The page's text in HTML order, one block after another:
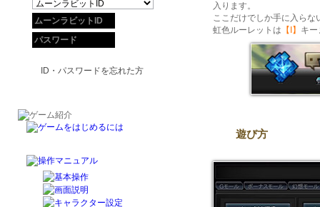
入ります。
ここだけでしか手に入ら
虹色ルーレットは 【I】 キ
遊び方
ID・パスワードを忘れた方